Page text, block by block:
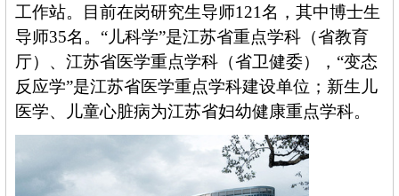
工作站。目前在岗研究生导师121名，其中博士生
导师35名。 “儿科学”是江苏省重点学科（省教育
厅）、江苏省医学重点学科（省卫健委），“变态
反应学”是江苏省医学重点学科建设单位；新生儿
医学、儿童心脏病为江苏省妇幼健康重点学科。